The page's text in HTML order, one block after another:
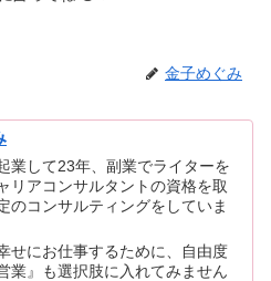
金子めぐみ
業して23年、副業でライターを
リアコンサルタントの資格を取
のコンサルティングをしていま
せにお仕事するために、自由度
業』も選択肢に入れてみません